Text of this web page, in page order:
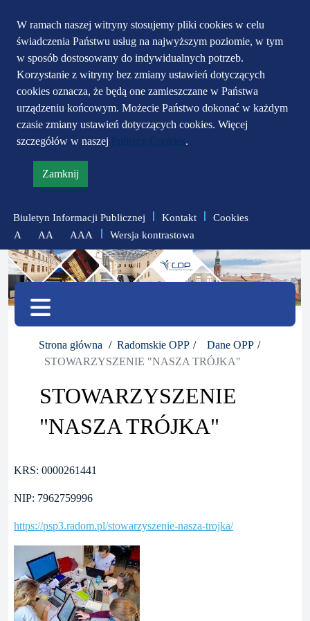
W ramach naszej witryny stosujemy pliki cookies w celu
świadczenia Państwu usług na najwyższym poziomie, w tym
w sposób dostosowany do indywidualnych potrzeb.
Korzystanie z witryny bez zmiany ustawień dotyczących
cookies oznacza, że będą one zamieszczane w Państwa
urządzeniu końcowym. Możecie Państwo dokonać w każdym
czasie zmiany ustawień dotyczących cookies. Więcej
szczegółów w naszej
.
Zamknij
informację
polityce
prywatności
Przejdź do głównego
menu
Przejdź do treści
Przejdź do mapy
serwisu
Biuletyn Informacji Publicznej Kontakt
Cookies
A
zmniejsz
czcionkę
AA
zresetuj
AAA
zwiększ
czcionkę
Wersja kontrastowa
Menu
Strona główna Radomskie OPP
Dane OPP
STOWARZYSZENIE "NASZA TRÓJKA"
STOWARZYSZENIE
"NASZA TRÓJKA"
KRS: 0000261441
NIP: 7962759996
https://psp3.radom.pl/stowarzyszenie-nasza-trojka/